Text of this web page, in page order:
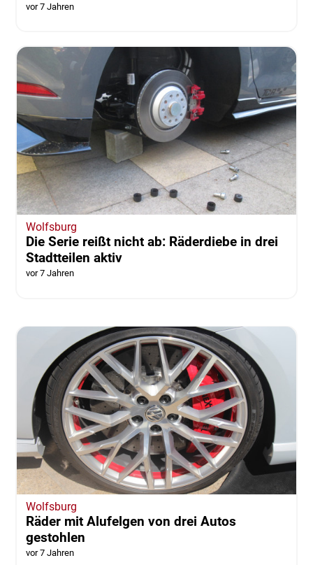
vor 7 Jahren
Wolfsburg
Die Serie reißt nicht ab: Räderdiebe in drei
Stadtteilen aktiv
vor 7 Jahren
Wolfsburg
Räder mit Alufelgen von drei Autos
gestohlen
vor 7 Jahren